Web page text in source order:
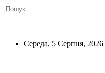
Середа, 5 Серпня, 2026